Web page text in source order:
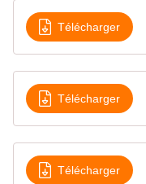
Télécharger
Télécharger
Télécharger